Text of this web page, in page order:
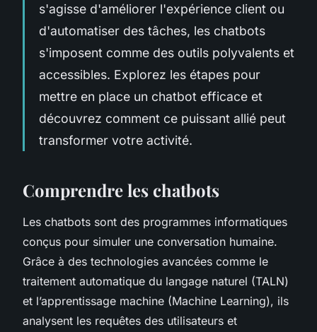
s'agisse d'améliorer l'expérience client ou
d'automatiser des tâches, les chatbots
s'imposent comme des outils polyvalents et
accessibles. Explorez les étapes pour
mettre en place un chatbot efficace et
découvrez comment ce puissant allié peut
transformer votre activité.
Comprendre les chatbots
Les chatbots sont des programmes informatiques
conçus pour simuler une conversation humaine.
Grâce à des technologies avancées comme le
traitement automatique du langage naturel (TALN)
et l’apprentissage machine (Machine Learning), ils
analysent les requêtes des utilisateurs et